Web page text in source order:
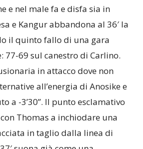
e nel male fa e disfa sia in
e Kangur abbandona al 36′ la
il quinto fallo di una gara
77-69 sul canestro di Carlino.
in attacco dove non
all’energia di Anosike e
a -3’30”. Il punto esclamativo
Thomas a inchiodare una
in taglio dalla linea di